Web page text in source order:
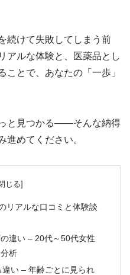
続けて失敗してしまう前
アルな体験と、医薬品とし
ことで、あなたの「一歩」
っと見つかる――そんな納得
進めてください。
リアルな口コミと体験談
違い – 20代～50代女性
析
い – 年齢ごとに見られ